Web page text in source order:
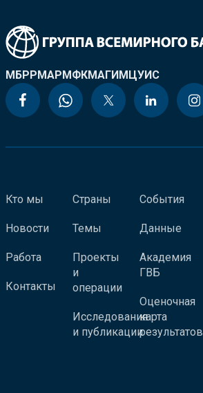
МБРРМАРМФКМАГИМЦУИС
Кто мы
Новости
Работа
Контакты
Страны
Темы
Проекты
и
операции
Исследования
и публикации
События
Данные
Академия
ГВБ
Оценочная
карта
результатов